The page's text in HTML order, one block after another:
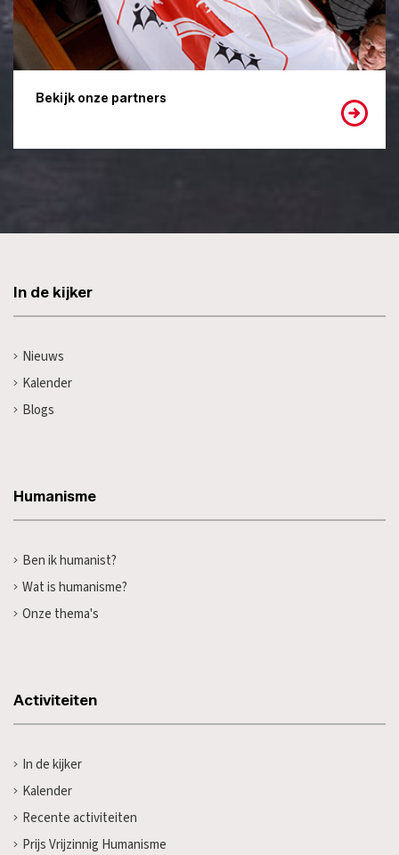
Bekijk onze partners
In de kijker
Nieuws
Kalender
Blogs
Humanisme
Ben ik humanist?
Wat is humanisme?
Onze thema's
Activiteiten
In de kijker
Kalender
Recente activiteiten
Prijs Vrijzinnig Humanisme